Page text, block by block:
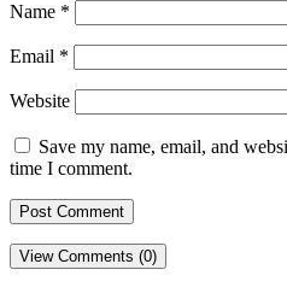
Name *
Email *
Website
Save my name, email, and
time I comment.
View Comments (0)